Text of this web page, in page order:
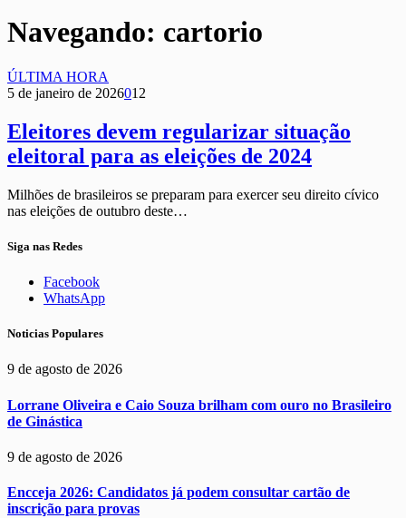
Navegando: cartorio
ÚLTIMA HORA
5 de janeiro de 2026012
Eleitores devem regularizar situação
eleitoral para as eleições de 2024
Milhões de brasileiros se preparam para exercer seu direito cívico
nas eleições de outubro deste…
Siga nas Redes
Facebook
WhatsApp
Noticias Populares
9 de agosto de 2026
Lorrane Oliveira e Caio Souza brilham com ouro no Brasileiro
de Ginástica
9 de agosto de 2026
Encceja 2026: Candidatos já podem consultar cartão de
inscrição para provas